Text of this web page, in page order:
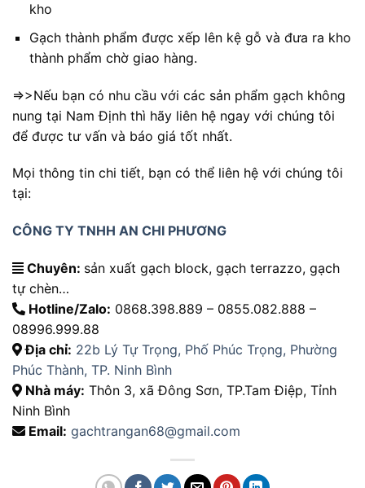
kho
Gạch thành phẩm được xếp lên kệ gỗ và đưa ra kho
thành phẩm chờ giao hàng.
=>>Nếu bạn có nhu cầu với các sản phẩm gạch không
nung tại Nam Định thì hãy liên hệ ngay với chúng tôi
để được tư vấn và báo giá tốt nhất.
Mọi thông tin chi tiết, bạn có thể liên hệ với chúng tôi
tại:
CÔNG TY TNHH AN CHI PHƯƠNG
Chuyên: sản xuất gạch block, gạch terrazzo, gạch
tự chèn…
Hotline/Zalo: 0868.398.889 – 0855.082.888 –
08996.999.88
Địa chỉ: 22b Lý Tự Trọng, Phố Phúc Trọng, Phường
Phúc Thành, TP. Ninh Bình
Nhà máy: Thôn 3, xã Đông Sơn, TP.Tam Điệp, Tỉnh
Ninh Bình
Email: gachtrangan68@gmail.com